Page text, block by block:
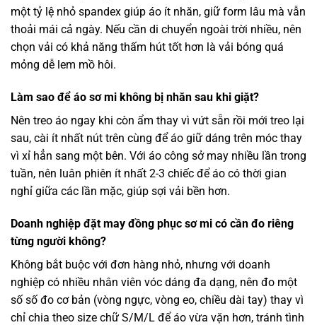
một tỷ lệ nhỏ spandex giúp áo ít nhăn, giữ form lâu mà vẫn
thoải mái cả ngày. Nếu cần di chuyển ngoài trời nhiều, nên
chọn vải có khả năng thấm hút tốt hơn là vải bóng quá
mỏng dễ lem mồ hôi.
Làm sao để áo sơ mi không bị nhăn sau khi giặt?
Nên treo áo ngay khi còn ẩm thay vì vứt sẵn rồi mới treo lại
sau, cài ít nhất nút trên cùng để áo giữ dáng trên móc thay
vì xỉ hẳn sang một bên. Với áo công sở may nhiều lần trong
tuần, nên luân phiên ít nhất 2-3 chiếc để áo có thời gian
nghỉ giữa các lần mặc, giúp sợi vải bền hơn.
Doanh nghiệp đặt may đồng phục sơ mi có cần đo riêng
từng người không?
Không bắt buộc với đơn hàng nhỏ, nhưng với doanh
nghiệp có nhiều nhân viên vóc dáng đa dạng, nên đo một
số số đo cơ bản (vòng ngực, vòng eo, chiều dài tay) thay vì
chỉ chia theo size chữ S/M/L để áo vừa vặn hơn, tránh tình